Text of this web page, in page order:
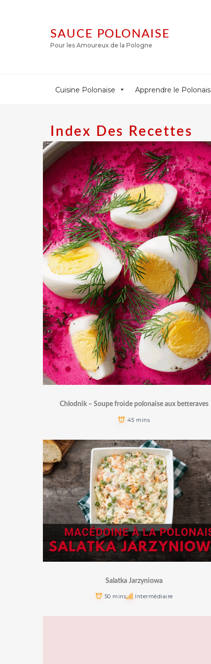
SAUCE POLONAISE
Pour les Amoureux de la Pologne
Cuisine Polonaise Apprendre le Polonais
Index Des Recettes
Chlodnik – Soupe froide polonaise aux betteraves
45 mins
Salatka Jarzyniowa
50 mins Intermédiaire